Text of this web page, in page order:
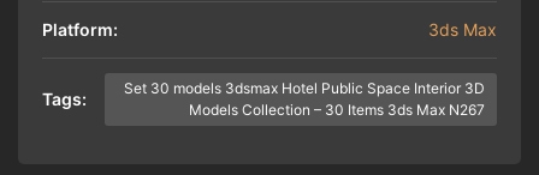
Platform: 3ds Max
Tags:
Set 30 models 3dsmax Hotel Public Space Interior 3D
Models Collection – 30 Items 3ds Max N267